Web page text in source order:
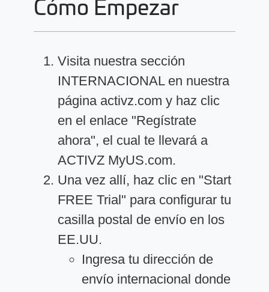
Cómo Empezar
Visita nuestra sección
INTERNACIONAL en nuestra
página activz.com y haz clic
en el enlace "Regístrate
ahora", el cual te llevará a
ACTIVZ MyUS.com.
Una vez allí, haz clic en "Start
FREE Trial" para configurar tu
casilla postal de envío en los
EE.UU.
Ingresa tu dirección de
envío internacional donde